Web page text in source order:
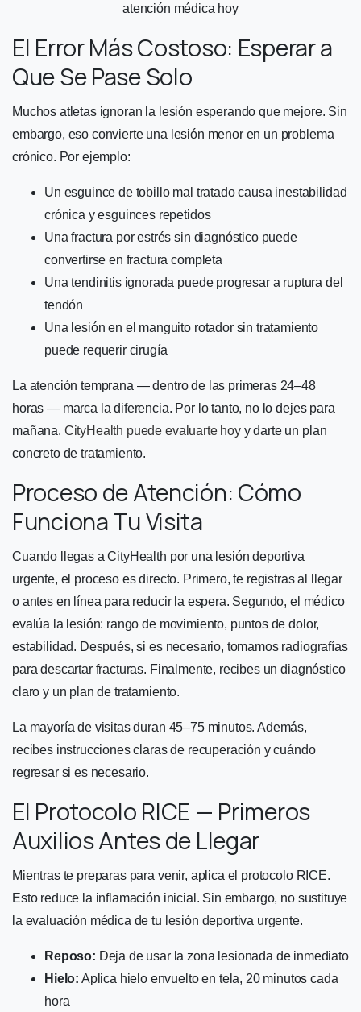
atención médica hoy
El Error Más Costoso: Esperar a
Que Se Pase Solo
Muchos atletas ignoran la lesión esperando que mejore. Sin
embargo, eso convierte una lesión menor en un problema
crónico. Por ejemplo:
Un esguince de tobillo mal tratado causa inestabilidad
crónica y esguinces repetidos
Una fractura por estrés sin diagnóstico puede
convertirse en fractura completa
Una tendinitis ignorada puede progresar a ruptura del
tendón
Una lesión en el manguito rotador sin tratamiento
puede requerir cirugía
La atención temprana — dentro de las primeras 24–48
horas — marca la diferencia. Por lo tanto, no lo dejes para
mañana. CityHealth puede evaluarte hoyy darte un plan
concreto de tratamiento.
Proceso de Atención: Cómo
Funciona Tu Visita
Cuando llegas a CityHealth por una lesión deportiva
urgente, el proceso es directo. Primero, te registras al llegar
o antes en línea para reducir la espera. Segundo, el médico
evalúa la lesión: rango de movimiento, puntos de dolor,
estabilidad. Después, si es necesario, tomamos radiografías
para descartar fracturas. Finalmente, recibes un diagnóstico
claro y un plan de tratamiento.
La mayoría de visitas duran 45–75 minutos. Además,
recibes instrucciones claras de recuperación y cuándo
regresar si es necesario.
El Protocolo RICE — Primeros
Auxilios Antes de Llegar
Mientras te preparas para venir, aplica el protocolo RICE.
Esto reduce la inflamación inicial. Sin embargo, no sustituye
la evaluación médica de tu lesión deportiva urgente.
Reposo: Deja de usar la zona lesionada de inmediato
Hielo: Aplica hielo envuelto en tela, 20 minutos cada
hora